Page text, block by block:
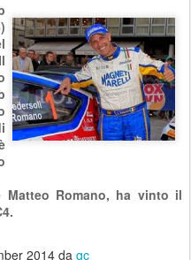
Matteo Romano, ha vinto il
2014da gc